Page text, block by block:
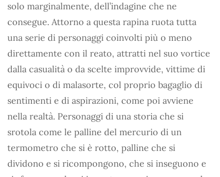
solo marginalmente, dell’indagine che ne
consegue. Attorno a questa rapina ruota tutta
una serie di personaggi coinvolti più o meno
direttamente con il reato, attratti nel suo vortice
dalla casualità o da scelte improvvide, vittime di
equivoci o di malasorte, col proprio bagaglio di
sentimenti e di aspirazioni, come poi avviene
nella realtà. Personaggi di una storia che si
srotola come le palline del mercurio di un
termometro che si è rotto, palline che si
dividono e si ricompongono, che si inseguono e